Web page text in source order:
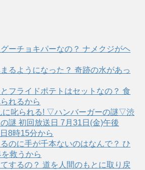
ーチョキパーなの？ ナメクジがヘ
るようになった？ 奇跡の水があっ
フライドポテトはセットなの？ 食
れるから
に叱られる! ▽ハンバーガーの謎▽渋
謎 初回放送日 7月31日(金)午後
8時15分から
のに手が千本ないのはなんで？ ひ
救うから
するの？ 道を人間のもとに取り戻